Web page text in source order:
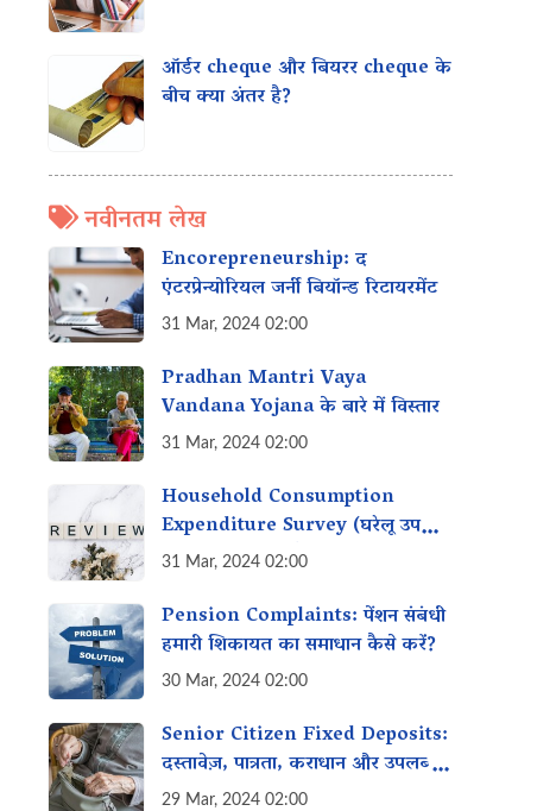
ऑर्डर cheque और बियरर cheque के
बीच क्या अंतर है?
नवीनतम लेख
Encorepreneurship: द
एंटरप्रेन्योरियल जर्नी बियॉन्ड रिटायरमेंट
31 Mar, 2024 02:00
Pradhan Mantri Vaya
Vandana Yojana के बारे में विस्तार
31 Mar, 2024 02:00
Household Consumption
Expenditure Survey (घरेलू उपभोग
व्यय सर्वेक्षण) क्या है?
31 Mar, 2024 02:00
Pension Complaints: पेंशन संबंधी
हमारी शिकायत का समाधान कैसे करें?
30 Mar, 2024 02:00
Senior Citizen Fixed Deposits:
दस्तावेज़, पात्रता, कराधान और उपलब्ध
विकल्प
29 Mar, 2024 02:00